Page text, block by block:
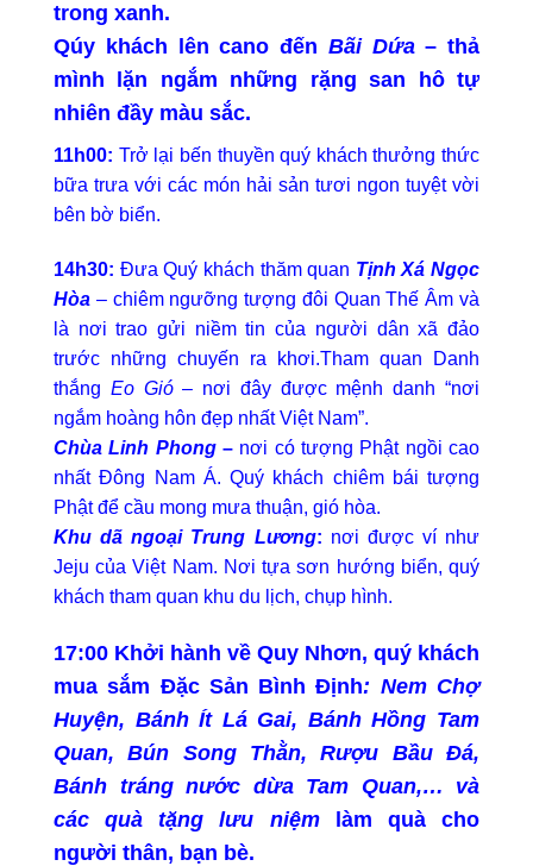
trong xanh.
Qúy khách lên cano đến Bãi Dứa– thả
mình lặn ngắm những rặng san hô tự
nhiên đầy màu sắc.
11h00: Trở lại bến thuyền quý khách thưởng thức
bữa trưa với các món hải sản tươi ngon tuyệt vời
bên bờ biển.
14h30: Đưa Quý khách thăm quan Tịnh Xá Ngọc
Hòa – chiêm ngưỡng tượng đôi Quan Thế Âm và
là nơi trao gửi niềm tin của người dân xã đảo
trước những chuyến ra khơi.Tham quan Danh
thắng Eo Gió– nơi đây được mệnh danh “nơi
ngắm hoàng hôn đẹp nhất Việt Nam”.
Chùa Linh Phong– nơi có tượng Phật ngồi cao
nhất Đông Nam Á. Quý khách chiêm bái tượng
Phật để cầu mong mưa thuận, gió hòa.
Khu dã ngoại Trung Lương: nơi được ví như
Jeju của Việt Nam. Nơi tựa sơn hướng biển, quý
khách tham quan khu du lịch, chụp hình.
17:00 Khởi hành về Quy Nhơn, quý khách
mua sắm Đặc Sản Bình Định: Nem Chợ
Huyện, Bánh Ít Lá Gai, Bánh Hồng Tam
Quan, Bún Song Thằn, Rượu Bầu Đá,
Bánh tráng nước dừa Tam Quan,… và
các quà tặng lưu niệmlàm quà cho
người thân, bạn bè.